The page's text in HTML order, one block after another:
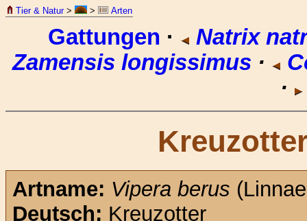
Tier & Natur> > Arten
Gattungen ·
Natrix
Zamensis longissimus ·
·
Artname: Vipera berus
Deutsch: Kreuzotter